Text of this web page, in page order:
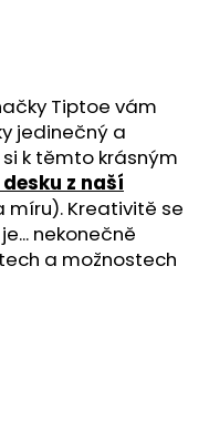
Tiptoe vám
jedinečný a
k těmto krásným
z naší
míru). Kreativitě se
nekonečně
a možnostech